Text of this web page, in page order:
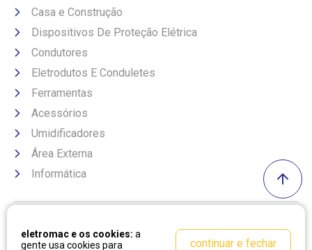
Casa e Construção
Dispositivos De Proteção Elétrica
Condutores
Eletrodutos E Conduletes
Ferramentas
Acessórios
Umidificadores
Área Externa
Informática
eletromac e os cookies: a
gente usa cookies para
continuar e fechar